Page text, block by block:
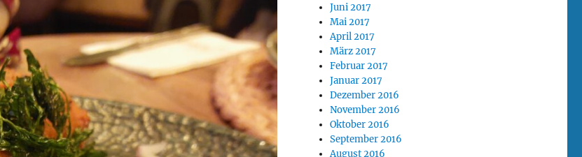
Juni 2017
Mai 2017
April 2017
März 2017
Februar 2017
Januar 2017
Dezember 2016
November 2016
Oktober 2016
September 2016
August 2016